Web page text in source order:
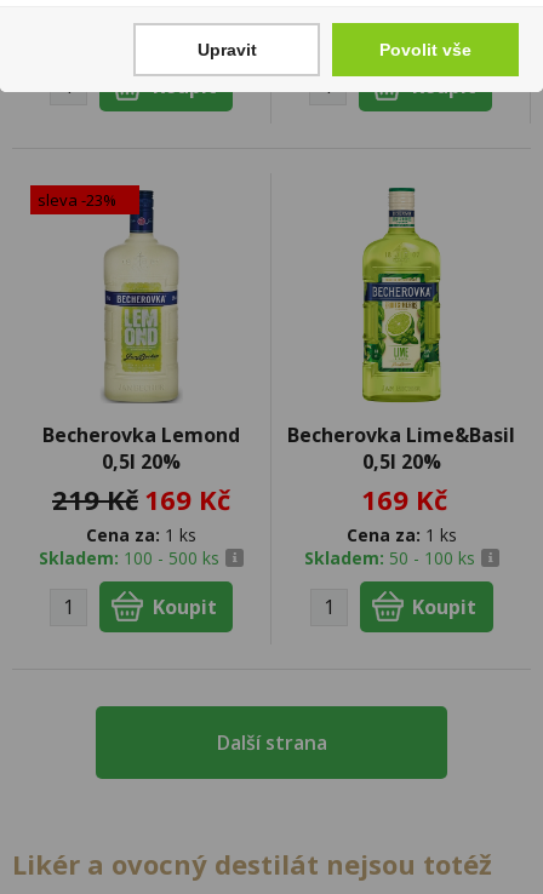
5 - 50 ks
sleva -23%
Becherovka Lemond
0,5l 20%
219 Kč 169 Kč
Cena za: 1 ks
Skladem: 100 - 500 ks
Becherovka Lime&Basil
0,5l 20%
169 Kč
Cena za: 1 ks
Skladem: 50 - 100 ks
Další strana
Likér a ovocný destilát nejsou totéž
Upravit Povolit vše